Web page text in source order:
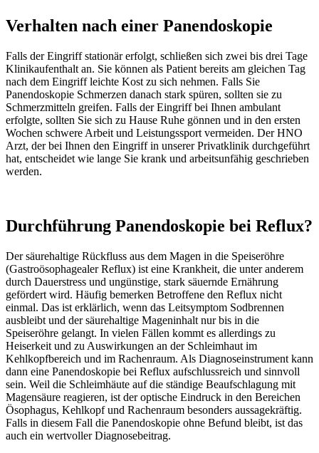
Verhalten nach einer Panendoskopie
Falls der Eingriff stationär erfolgt, schließen sich zwei bis drei Tage
Klinikaufenthalt an. Sie können als Patient bereits am gleichen Tag
nach dem Eingriff leichte Kost zu sich nehmen. Falls Sie
Panendoskopie Schmerzen danach stark spüren, sollten sie zu
Schmerzmitteln greifen. Falls der Eingriff bei Ihnen ambulant
erfolgte, sollten Sie sich zu Hause Ruhe gönnen und in den ersten
Wochen schwere Arbeit und Leistungssport vermeiden. Der HNO
Arzt, der bei Ihnen den Eingriff in unserer Privatklinik durchgeführt
hat, entscheidet wie lange Sie krank und arbeitsunfähig geschrieben
werden.
Durchführung Panendoskopie bei Reflux?
Der säurehaltige Rückfluss aus dem Magen in die Speiseröhre
(Gastroösophagealer Reflux) ist eine Krankheit, die unter anderem
durch Dauerstress und ungünstige, stark säuernde Ernährung
gefördert wird. Häufig bemerken Betroffene den Reflux nicht
einmal. Das ist erklärlich, wenn das Leitsymptom Sodbrennen
ausbleibt und der säurehaltige Mageninhalt nur bis in die
Speiseröhre gelangt. In vielen Fällen kommt es allerdings zu
Heiserkeit und zu Auswirkungen an der Schleimhaut im
Kehlkopfbereich und im Rachenraum. Als Diagnoseinstrument kann
dann eine Panendoskopie bei Reflux aufschlussreich und sinnvoll
sein. Weil die Schleimhäute auf die ständige Beaufschlagung mit
Magensäure reagieren, ist der optische Eindruck in den Bereichen
Ösophagus, Kehlkopf und Rachenraum besonders aussagekräftig.
Falls in diesem Fall die Panendoskopie ohne Befund bleibt, ist das
auch ein wertvoller Diagnosebeitrag.